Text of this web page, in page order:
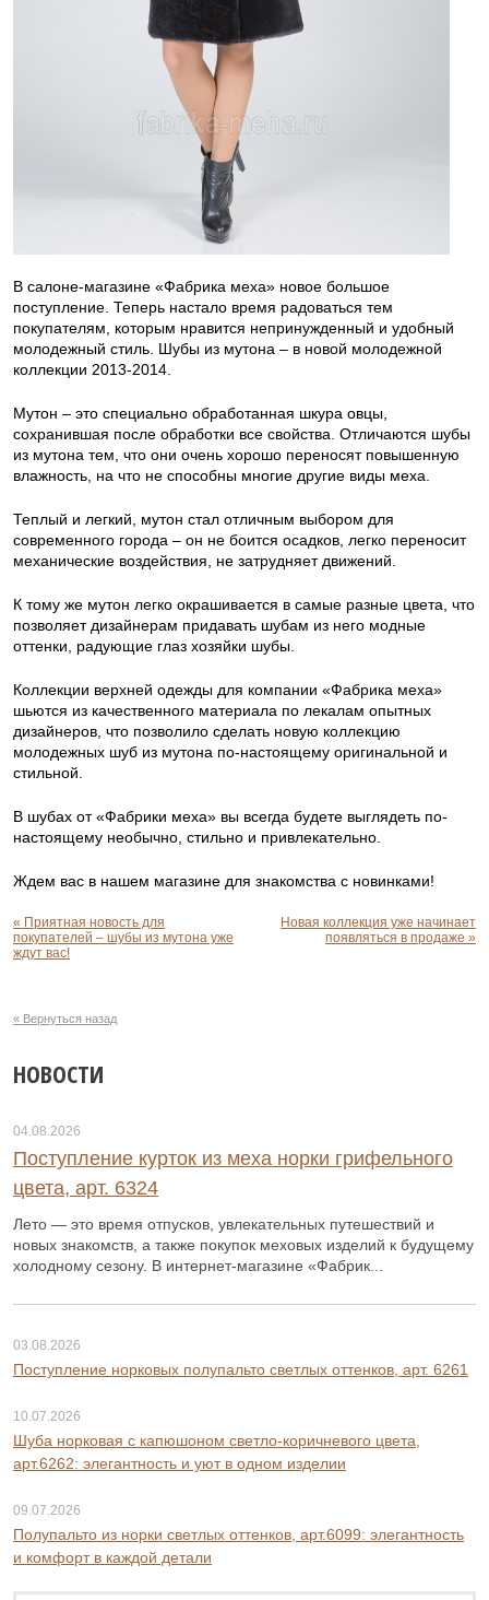
В салоне-магазине «Фабрика меха» новое большое
поступление. Теперь настало время радоваться тем
покупателям, которым нравится непринужденный и удобный
молодежный стиль. Шубы из мутона – в новой молодежной
коллекции 2013-2014.
Мутон – это специально обработанная шкура овцы,
сохранившая после обработки все свойства. Отличаются шубы
из мутона тем, что они очень хорошо переносят повышенную
влажность, на что не способны многие другие виды меха.
Теплый и легкий, мутон стал отличным выбором для
современного города – он не боится осадков, легко переносит
механические воздействия, не затрудняет движений.
К тому же мутон легко окрашивается в самые разные цвета, что
позволяет дизайнерам придавать шубам из него модные
оттенки, радующие глаз хозяйки шубы.
Коллекции верхней одежды для компании «Фабрика меха»
шьются из качественного материала по лекалам опытных
дизайнеров, что позволило сделать новую коллекцию
молодежных шуб из мутона по-настоящему оригинальной и
стильной.
В шубах от «Фабрики меха» вы всегда будете выглядеть по-
настоящему необычно, стильно и привлекательно.
Ждем вас в нашем магазине для знакомства с новинками!
« Приятная новость для
покупателей – шубы из мутона уже
ждут вас!
Новая коллекция уже начинает
появляться в продаже »
« Вернуться назад
НОВОСТИ
04.08.2026
Поступление курток из меха норки грифельного
цвета, арт. 6324
Лето — это время отпусков, увлекательных путешествий и
новых знакомств, а также покупок меховых изделий к будущему
холодному сезону. В интернет-магазине «Фабрик...
03.08.2026
Поступление норковых полупальто светлых оттенков, арт. 6261
10.07.2026
Шуба норковая с капюшоном светло-коричневого цвета,
арт.6262: элегантность и уют в одном изделии
09.07.2026
Полупальто из норки светлых оттенков, арт.6099: элегантность
и комфорт в каждой детали